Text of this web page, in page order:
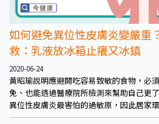
如何避免異位性皮膚炎變嚴重
救：乳液放冰箱止癢又冰鎮
2020-06-24
黃昭瑜說明應避開吃容易致敏的食物，必
免、也能透過醫療院所檢測來幫助自己更
異位性皮膚炎最害怕的過敏原，因此居家
持在適度，如有搔抓的傷口應盡快處理避